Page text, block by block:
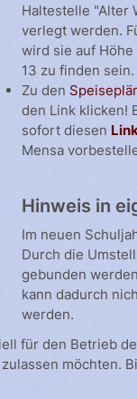
Haltestelle "Alter
verlegt werden.
wird sie auf
13 zu finden sein.
Zu den
den Link klicken!
sofort diesen
Mensa
Hinweis in
Im neuen
Durch die
gebunden
kann dadurch
werden.
für den Betrieb